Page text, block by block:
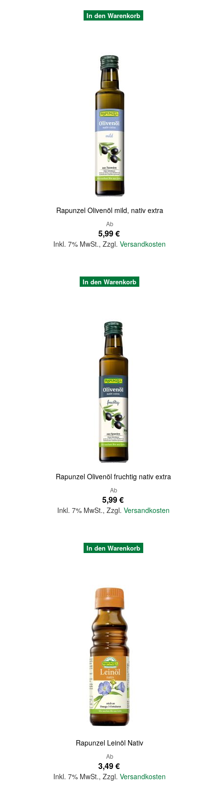
In den Warenkorb
Rapunzel Olivenöl mild, nativ extra
Ab
5,99 €
Inkl. 7% MwSt., Zzgl. Versandkosten
In den Warenkorb
Rapunzel Olivenöl fruchtig nativ extra
Ab
5,99 €
Inkl. 7% MwSt.,Zzgl.Versandkosten
In den Warenkorb
Rapunzel Leinöl Nativ
Ab
3,49 €
Inkl. 7% MwSt., Zzgl. Versandkosten